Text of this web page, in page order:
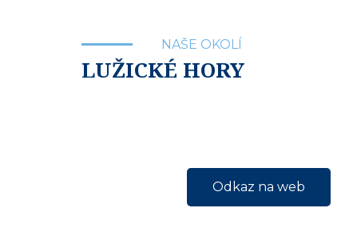
NAŠE OKOLÍ
LUŽICKÉ HORY
Odkaz na web